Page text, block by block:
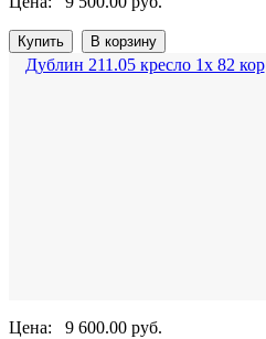
Дублин 211.05 кресло 1х 82 кор
Цена: 9 600.00 руб.